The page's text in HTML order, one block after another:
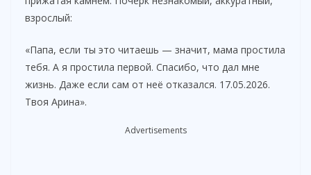
взрослый:
«Папа, если ты это читаешь — значит, мама простила
тебя. А я простила первой. Спасибо, что дал мне
жизнь. Даже если сам от неё отказался. 17.05.2026.
Твоя Арина».
Advertisements